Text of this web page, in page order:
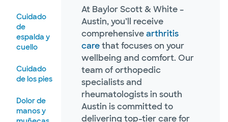
Cuidado
de
espalda y
cuello
Cuidado
de los pies
Dolor de
manos y
At Baylor Scott & White –
Austin, you’ll receive
comprehensivearthritis
carethat focuses on your
wellbeing and comfort. Our
team of orthopedic
specialists and
rheumatologists in south
Austin is committed to
delivering top-tier care for